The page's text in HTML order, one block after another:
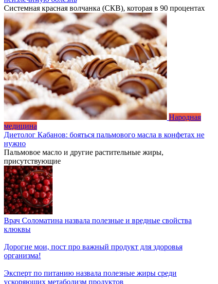
Системная красная волчанка (СКВ), которая в 90 процентах
Народная
медицина
Диетолог Кабанов: бояться пальмового масла в конфетах не
нужно
Пальмовое масло и другие растительные жиры,
присутствующие
Врач Соломатина назвала полезные и вредные свойства
клюквы
Дорогие мои, пост про важный продукт для здоровья
организма!
Эксперт по питанию назвала полезные жиры среди
ускоряющих метаболизм продуктов